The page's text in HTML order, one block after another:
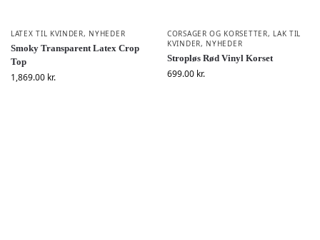
LATEX TIL KVINDER, NYHEDER
Smoky Transparent Latex Crop
Top
1,869.00 kr.
CORSAGER OG KORSETTER, LAK TIL
KVINDER, NYHEDER
Stropløs Rød Vinyl Korset
699.00 kr.